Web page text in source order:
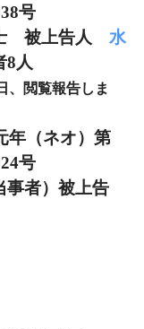
号
被上告人 水
8人
、閲覧報告しま
（ネオ）第
号
事者）被上告